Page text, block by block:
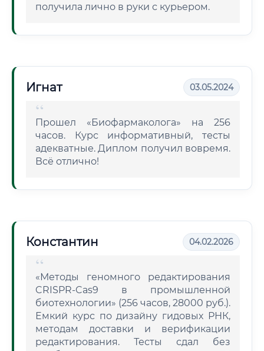
получила лично в руки с курьером.
Игнат 03.05.2024
Прошел «Биофармаколога» на 256
часов. Курс информативный, тесты
адекватные. Диплом получил вовремя.
Всё отлично!
Константин 04.02.2026
«Методы геномного редактирования
CRISPR-Cas9 в промышленной
биотехнологии» (256 часов, 28000 руб.).
Емкий курс по дизайну гидовых РНК,
методам доставки и верификации
редактирования. Тесты сдал без